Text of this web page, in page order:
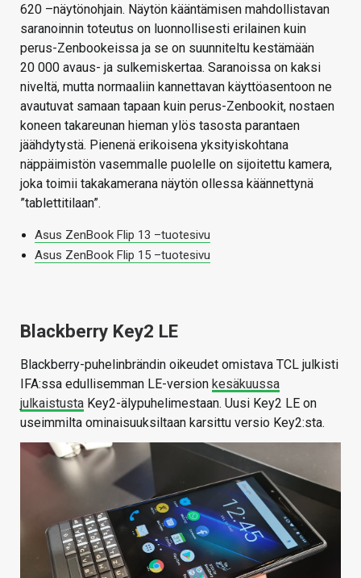
620 –näytönohjain. Näytön kääntämisen mahdollistavan
saranoinnin toteutus on luonnollisesti erilainen kuin
perus-Zenbookeissa ja se on suunniteltu kestämään
20 000 avaus- ja sulkemiskertaa. Saranoissa on kaksi
niveltä, mutta normaaliin kannettavan käyttöasentoon ne
avautuvat samaan tapaan kuin perus-Zenbookit, nostaen
koneen takareunan hieman ylös tasosta parantaen
jäähdytystä. Pienenä erikoisena yksityiskohtana
näppäimistön vasemmalle puolelle on sijoitettu kamera,
joka toimii takakamerana näytön ollessa käännettynä
”tablettitilaan”.
Asus ZenBook Flip 13 –tuotesivu
Asus ZenBook Flip 15 –tuotesivu
Blackberry Key2 LE
Blackberry-puhelinbrändin oikeudet omistava TCL julkisti
IFA:ssa edullisemman LE-version kesäkuussa
julkaistusta Key2-älypuhelimestaan. Uusi Key2 LE on
useimmilta ominaisuuksiltaan karsittu versio Key2:sta.